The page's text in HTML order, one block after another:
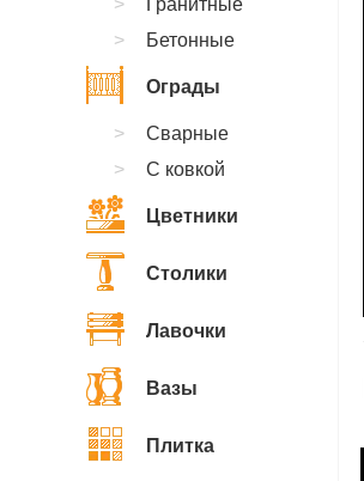
Гранитные
Бетонные
Ограды
Сварные
С ковкой
Цветники
Столики
Лавочки
Вазы
Плитка